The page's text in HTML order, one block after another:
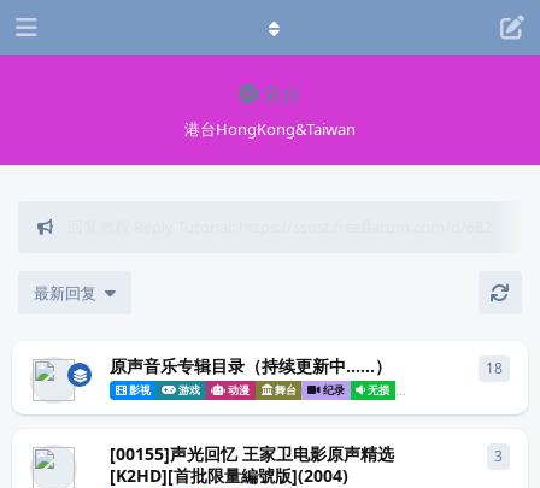
港台
港台HongKong&Taiwan
最新回复
原声音乐专辑目录（持续更新中......）
影视 游戏 动漫 舞台 纪录 无损
18
[00155]声光回忆 王家卫电影原声精选
[K2HD][首批限量編號版](2004)
3